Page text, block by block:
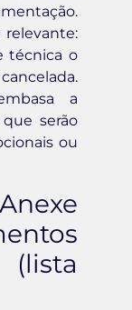
técnica o
a
serão
ou